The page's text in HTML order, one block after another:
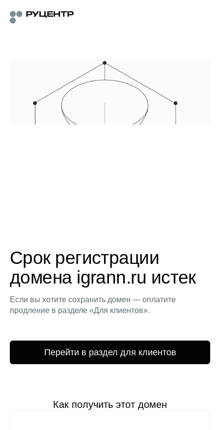
Срок регистрации
домена igrann.ru истек
Если вы хотите сохранить домен — оплатите
продление в разделе «Для клиентов».
Перейти в раздел для клиентов
Как получить этот домен